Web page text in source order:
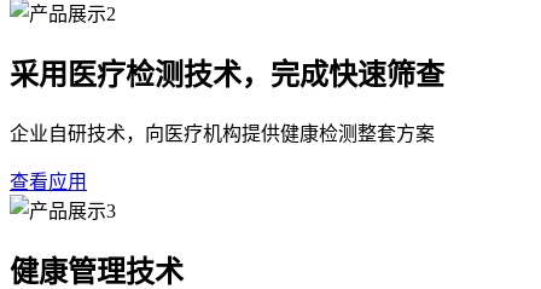
采用医疗检测技术，完成快速筛查
企业自研技术，向医疗机构提供健康检测整套方案
查看应用
健康管理技术